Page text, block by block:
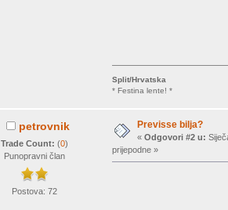
Split/Hrvatska
* Festina lente! *
petrovnik
Trade Count: (0)
Punopravni član
Postova: 72
Previsse bilja?
« Odgovori #2 u:
prijepodne »